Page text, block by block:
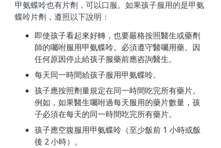
甲氨蝶呤也有片劑，可以口服。如果孩子服用的是甲氨
蝶呤片劑，遵照以下說明：
即使孩子看起來好轉，也要嚴格按照醫生或藥劑
師的囑咐服用甲氨蝶呤。必須遵守醫囑用藥。因
任何原因停止給孩子服藥前應咨詢醫生。
每天同一時間給孩子服用甲氨蝶呤。
孩子應按照劑量規定在同一時間吃完所有藥片。
例如，如果醫生囑咐過每天服用的藥片數量，孩
子必須在每天的同一時間吃完所有藥片。
孩子應空腹服用甲氨蝶呤（至少飯前 1 小時或飯
後 2 小時）。